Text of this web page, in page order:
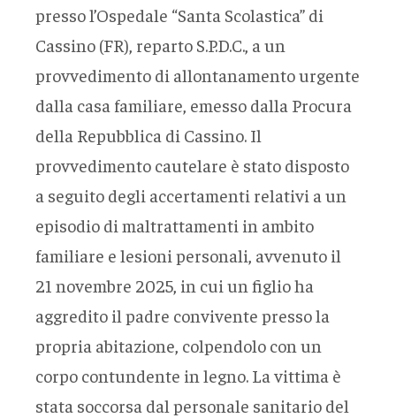
presso l’Ospedale “Santa Scolastica” di
Cassino (FR), reparto S.P.D.C., a un
provvedimento di allontanamento urgente
dalla casa familiare, emesso dalla Procura
della Repubblica di Cassino. Il
provvedimento cautelare è stato disposto
a seguito degli accertamenti relativi a un
episodio di maltrattamenti in ambito
familiare e lesioni personali, avvenuto il
21 novembre 2025, in cui un figlio ha
aggredito il padre convivente presso la
propria abitazione, colpendolo con un
corpo contundente in legno. La vittima è
stata soccorsa dal personale sanitario del